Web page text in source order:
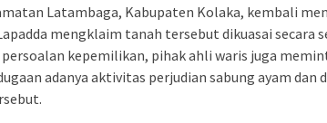
Latambaga, Kabupaten Kolaka, kembali
mengklaim tanah tersebut dikuasai secara
kepemilikan, pihak ahli waris juga
adanya aktivitas perjudian sabung ayam dan